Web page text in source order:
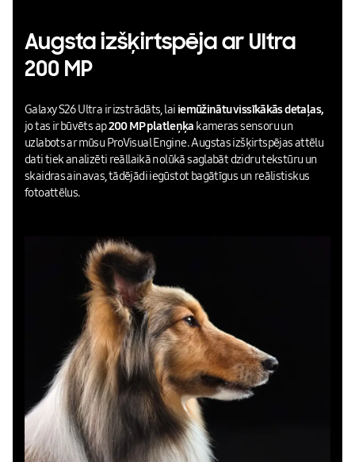
Augsta izšķirtspēja ar Ultra
200 MP
Galaxy S26 Ultra ir izstrādāts, laiiemūžinātu vissīkākās detaļas,
jo tas ir būvēts ap200 MP platleņķakameras sensoru un
uzlabots ar mūsu ProVisual Engine. Augstas izšķirtspējas attēlu
dati tiek analizēti reāllaikā nolūkā saglabāt dzidru tekstūru un
skaidras ainavas, tādējādi iegūstot bagātīgus un reālistiskus
fotoattēlus.